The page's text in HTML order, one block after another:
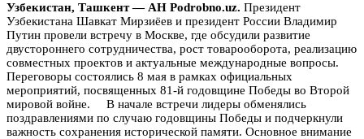
Узбекистан, Ташкент — АН Podrobno.uz. Президент
Узбекистана Шавкат Мирзиёев и президент России Владимир
Путин провели встречу в Москве, где обсудили развитие
двустороннего сотрудничества, рост товарооборота, реализацию
совместных проектов и актуальные международные вопросы.
Переговоры состоялись 8 мая в рамках официальных
мероприятий, посвященных 81-й годовщине Победы во Второй
мировой войне. В начале встречи лидеры обменялись
поздравлениями по случаю годовщины Победы и подчеркнули
важность сохранения исторической памяти. Основное внимание